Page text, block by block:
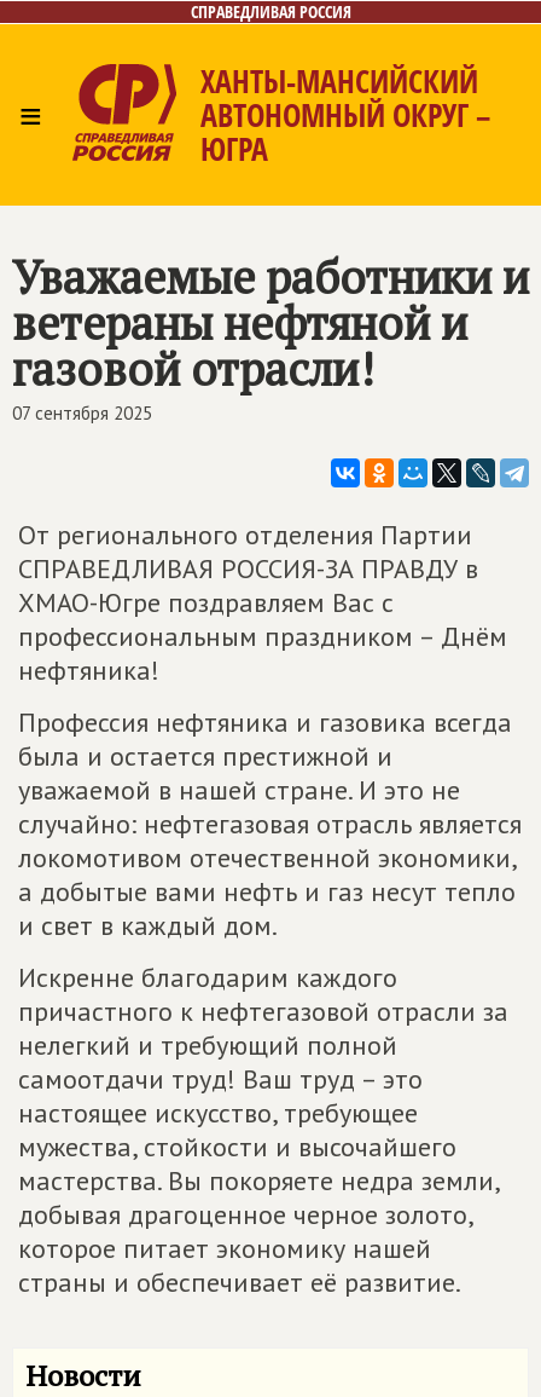
СПРАВЕДЛИВАЯ РОССИЯ
≡
ХАНТЫ-МАНСИЙСКИЙ
АВТОНОМНЫЙ ОКРУГ –
ЮГРА
Уважаемые работники и
ветераны нефтяной и
газовой отрасли!
07 сентября 2025
От регионального отделения Партии
СПРАВЕДЛИВАЯ РОССИЯ-ЗА ПРАВДУ в
ХМАО-Югре поздравляем Вас с
профессиональным праздником – Днём
нефтяника!
Профессия нефтяника и газовика всегда
была и остается престижной и
уважаемой в нашей стране. И это не
случайно: нефтегазовая отрасль является
локомотивом отечественной экономики,
а добытые вами нефть и газ несут тепло
и свет в каждый дом.
Искренне благодарим каждого
причастного к нефтегазовой отрасли за
нелегкий и требующий полной
самоотдачи труд! Ваш труд – это
настоящее искусство, требующее
мужества, стойкости и высочайшего
мастерства. Вы покоряете недра земли,
добывая драгоценное черное золото,
которое питает экономику нашей
страны и обеспечивает её развитие.
Новости